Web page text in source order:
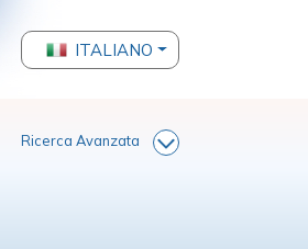
ITALIANO
Ricerca Avanzata